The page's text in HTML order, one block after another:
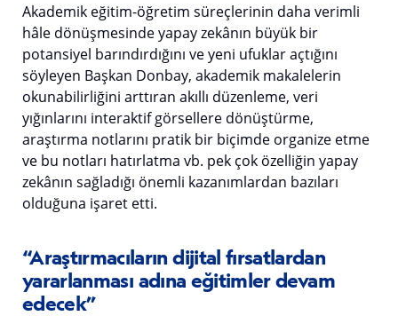
Akademik eğitim-öğretim süreçlerinin daha verimli
hâle dönüşmesinde yapay zekânın büyük bir
potansiyel barındırdığını ve yeni ufuklar açtığını
söyleyen Başkan Donbay, akademik makalelerin
okunabilirliğini arttıran akıllı düzenleme, veri
yığınlarını interaktif görsellere dönüştürme,
araştırma notlarını pratik bir biçimde organize etme
ve bu notları hatırlatma vb. pek çok özelliğin yapay
zekânın sağladığı önemli kazanımlardan bazıları
olduğuna işaret etti.
“Araştırmacıların dijital fırsatlardan
yararlanması adına eğitimler devam
edecek”